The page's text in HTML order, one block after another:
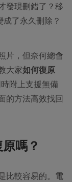
發現刪錯了？移
了永久刪除？
片，但奈何總會
大家如何復原
時附上支援無備
的方法高效找回
嗎？
比較容易的。電